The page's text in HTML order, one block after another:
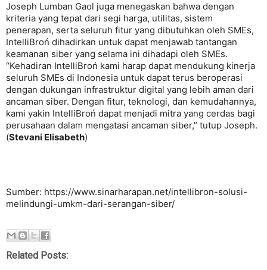
Joseph Lumban Gaol juga menegaskan bahwa dengan
kriteria yang tepat dari segi harga, utilitas, sistem
penerapan, serta seluruh fitur yang dibutuhkan oleh SMEs,
IntelliBroń dihadirkan untuk dapat menjawab tantangan
keamanan siber yang selama ini dihadapi oleh SMEs.
“Kehadiran IntelliBroń kami harap dapat mendukung kinerja
seluruh SMEs di Indonesia untuk dapat terus beroperasi
dengan dukungan infrastruktur digital yang lebih aman dari
ancaman siber. Dengan fitur, teknologi, dan kemudahannya,
kami yakin IntelliBroń dapat menjadi mitra yang cerdas bagi
perusahaan dalam mengatasi ancaman siber,” tutup Joseph.
(Stevani Elisabeth)
Sumber: https://www.sinarharapan.net/intellibron-solusi-
melindungi-umkm-dari-serangan-siber/
Related Posts: